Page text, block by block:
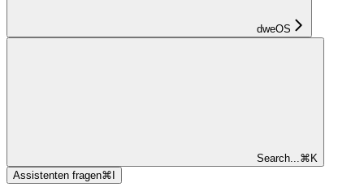
dweOS
Search...⌘ K
Assistenten fragen⌘